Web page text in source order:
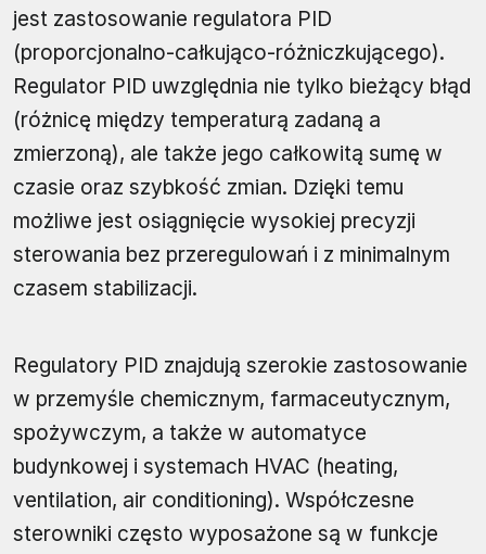
jest zastosowanie regulatora PID
(proporcjonalno-całkująco-różniczkującego).
Regulator PID uwzględnia nie tylko bieżący błąd
(różnicę między temperaturą zadaną a
zmierzoną), ale także jego całkowitą sumę w
czasie oraz szybkość zmian. Dzięki temu
możliwe jest osiągnięcie wysokiej precyzji
sterowania bez przeregulowań i z minimalnym
czasem stabilizacji.
Regulatory PID znajdują szerokie zastosowanie
w przemyśle chemicznym, farmaceutycznym,
spożywczym, a także w automatyce
budynkowej i systemach HVAC (heating,
ventilation, air conditioning). Współczesne
sterowniki często wyposażone są w funkcje